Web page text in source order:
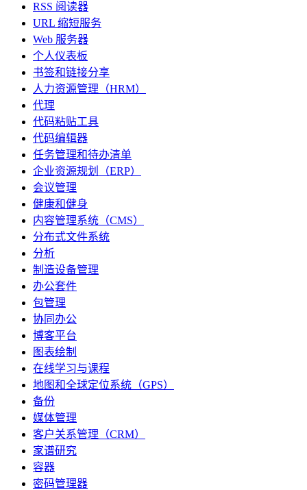
RSS 阅读器
URL 缩短服务
Web 服务器
个人仪表板
书签和链接分享
人力资源管理（HRM）
代理
代码粘贴工具
代码编辑器
任务管理和待办清单
企业资源规划（ERP）
会议管理
健康和健身
内容管理系统（CMS）
分布式文件系统
分析
制造设备管理
办公套件
包管理
协同办公
博客平台
图表绘制
在线学习与课程
地图和全球定位系统（GPS）
备份
媒体管理
客户关系管理（CRM）
家谱研究
容器
密码管理器